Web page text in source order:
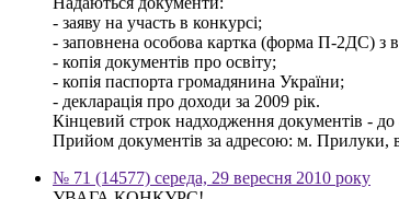
- заяву на участь в конкурсі;
- заповнена особова картка (форма П-2ДС) з
- копія документів про освіту;
- копія паспорта громадянина України;
- декларація про доходи за 2009 рік.
Кінцевий строк надходження документів - до
Прийом документів за адресою: м. Прилуки,
№ 71 (14577) середа, 29 вересня 2010 року